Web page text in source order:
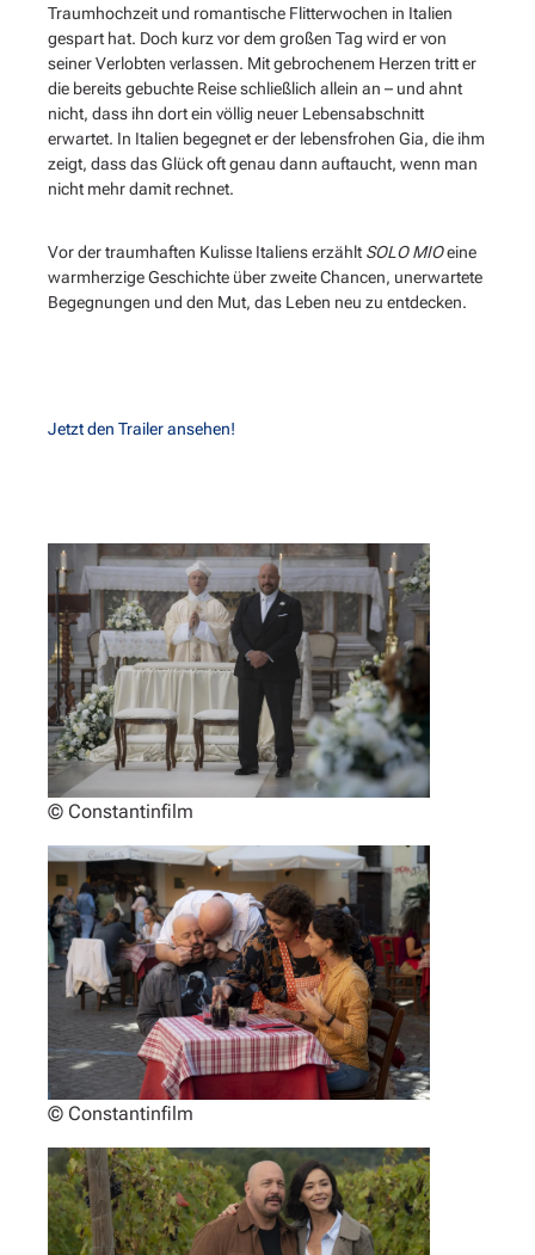
Traumhochzeit und romantische Flitterwochen in Italien
gespart hat. Doch kurz vor dem großen Tag wird er von
seiner Verlobten verlassen. Mit gebrochenem Herzen tritt er
die bereits gebuchte Reise schließlich allein an – und ahnt
nicht, dass ihn dort ein völlig neuer Lebensabschnitt
erwartet. In Italien begegnet er der lebensfrohen Gia, die ihm
zeigt, dass das Glück oft genau dann auftaucht, wenn man
nicht mehr damit rechnet.
Vor der traumhaften Kulisse Italiens erzählt SOLO MIOeine
warmherzige Geschichte über zweite Chancen, unerwartete
Begegnungen und den Mut, das Leben neu zu entdecken.
Jetzt den Trailer ansehen!
© Constantinfilm
© Constantinfilm